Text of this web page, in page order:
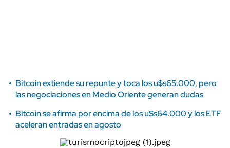
Bitcoin extiende su repunte y toca los u$s65.000, pero
las negociaciones en Medio Oriente generan dudas
Bitcoin se afirma por encima de los u$s64.000 y los ETF
aceleran entradas en agosto